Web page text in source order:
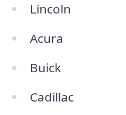
Lincoln
Acura
Buick
Cadillac